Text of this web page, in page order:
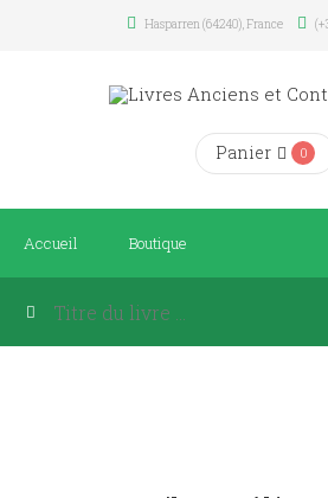
Hasparren (64240), France
Panier 0
Accueil Boutique